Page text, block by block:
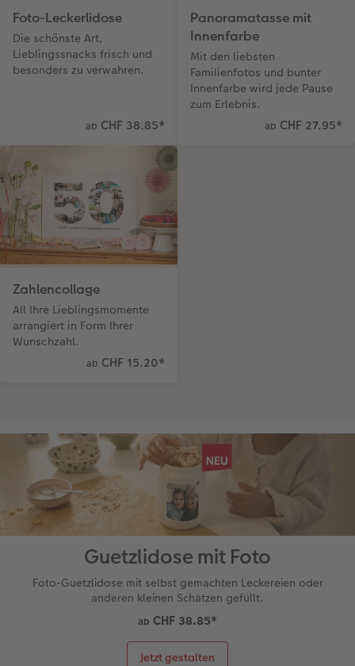
Foto-Leckerlidose
Die schönste Art,
Lieblingssnacks frisch und
besonders zu verwahren.
ab CHF 38.85*
Panoramatasse mit
Innenfarbe
Mit den liebsten
Familienfotos und bunter
Innenfarbe wird jede Pause
zum Erlebnis.
ab CHF 27.95*
Zahlencollage
All Ihre Lieblingsmomente
arrangiert in Form Ihrer
Wunschzahl.
ab CHF 15.20*
Guetzlidose mit Foto
Foto-Guetzlidose mit selbst gemachten Leckereien oder
anderen kleinen Schätzen gefüllt.
ab CHF 38.85*
Jetzt gestalten